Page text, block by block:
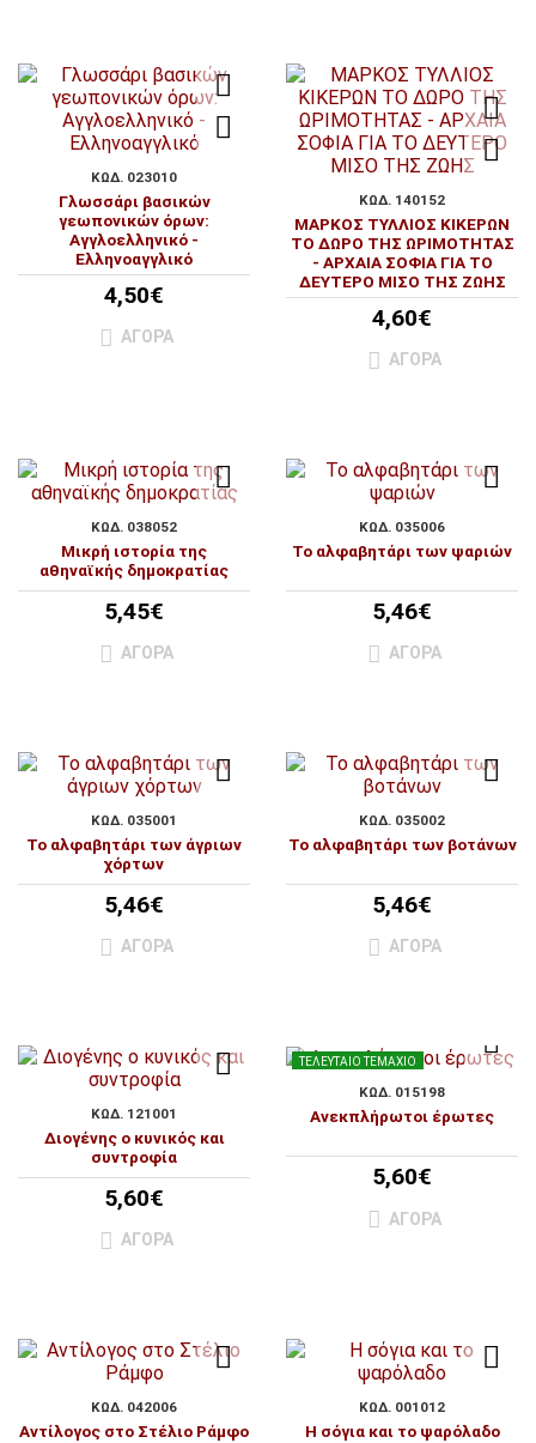
ΚΩΔ. 023010
Γλωσσάρι βασικών
γεωπονικών όρων:
Αγγλοελληνικό -
Ελληνοαγγλικό
4,50€
ΑΓΟΡΆ
ΚΩΔ. 140152
ΜΑΡΚΟΣ ΤΥΛΛΙΟΣ ΚΙΚΕΡΩΝ
ΤΟ ΔΩΡΟ ΤΗΣ ΩΡΙΜΟΤΗΤΑΣ
- ΑΡΧΑΙΑ ΣΟΦΙΑ ΓΙΑ ΤΟ
ΔΕΥΤΕΡΟ ΜΙΣΟ ΤΗΣ ΖΩΗΣ
4,60€
ΑΓΟΡΆ
ΚΩΔ. 038052
Μικρή ιστορία της
αθηναϊκής δημοκρατίας
5,45€
ΑΓΟΡΆ
ΚΩΔ. 035006
Το αλφαβητάρι των ψαριών
5,46€
ΑΓΟΡΆ
ΚΩΔ. 035001
Το αλφαβητάρι των άγριων
χόρτων
5,46€
ΑΓΟΡΆ
ΚΩΔ. 035002
Το αλφαβητάρι των βοτάνων
5,46€
ΑΓΟΡΆ
ΚΩΔ. 121001
Διογένης ο κυνικός και
συντροφία
5,60€
ΑΓΟΡΆ
ΤΕΛΕΥΤΑΊΟ ΤΕΜΆΧΙΟ
ΚΩΔ. 015198
Ανεκπλήρωτοι έρωτες
5,60€
ΑΓΟΡΆ
ΚΩΔ. 042006
Αντίλογος στο Στέλιο Ράμφο
ΚΩΔ. 001012
Η σόγια και το ψαρόλαδο